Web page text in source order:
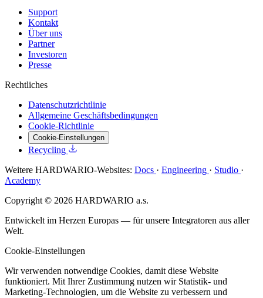
Support
Kontakt
Über uns
Partner
Investoren
Presse
Rechtliches
Datenschutzrichtlinie
Allgemeine Geschäftsbedingungen
Cookie-Richtlinie
Cookie-Einstellungen
Recycling
Weitere HARDWARIO-Websites: Docs · Engineering · Studio ·
Academy
Copyright © 2026 HARDWARIO a.s.
Entwickelt im Herzen Europas — für unsere Integratoren aus aller
Welt.
Cookie-Einstellungen
Wir verwenden notwendige Cookies, damit diese Website
funktioniert. Mit Ihrer Zustimmung nutzen wir Statistik- und
Marketing-Technologien, um die Website zu verbessern und